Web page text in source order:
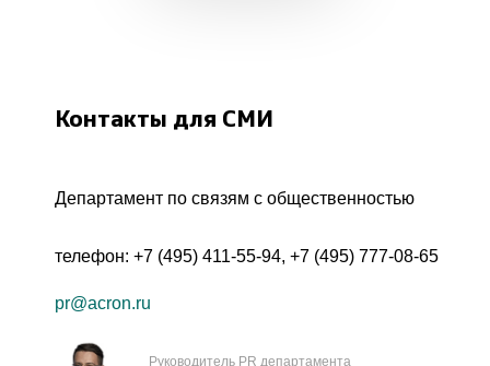
Контакты для СМИ
Департамент по связям с общественностью
телефон: +7 (495) 411-55-94, +7 (495) 777-08-65
pr@acron.ru
Руководитель PR департамента